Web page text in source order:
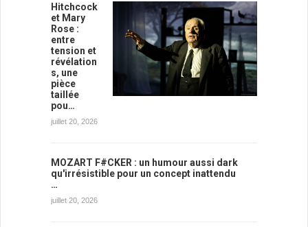
Hitchcock
et Mary
Rose :
entre
tension et
révélation
s, une
pièce
taillée
pou…
juillet 20, 2026
MOZART F#CKER : un humour aussi dark
qu'irrésistible pour un concept inattendu
…
juillet 20, 2026